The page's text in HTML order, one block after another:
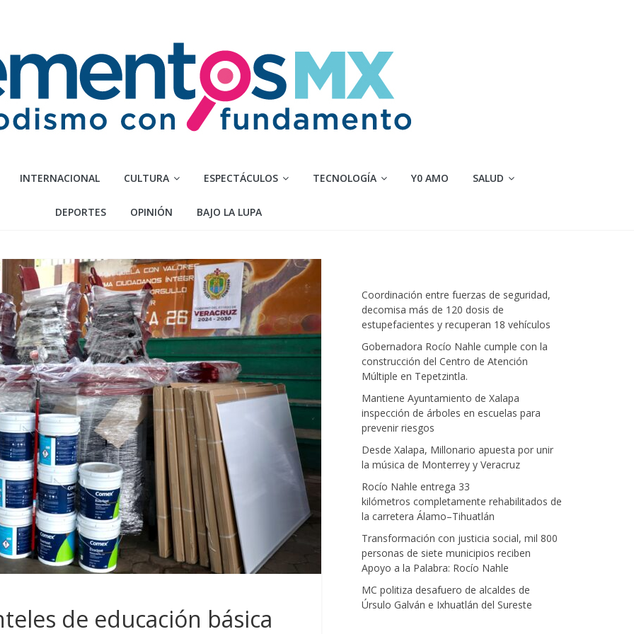
INTERNACIONAL CULTURA ESPECTÁCULOS TECNOLOGÍA Y0 AMO SALUD
DEPORTES OPINIÓN BAJO LA LUPA
de educación básica
Coordinación entre fuerzas de seguridad,
decomisa más de 120 dosis de
estupefacientes y recuperan 18 vehículos
Gobernadora Rocío Nahle cumple con la
construcción del Centro de Atención
Múltiple en Tepetzintla.
Mantiene Ayuntamiento de Xalapa
inspección de árboles en escuelas para
prevenir riesgos
Desde Xalapa, Millonario apuesta por unir
la música de Monterrey y Veracruz
Rocío Nahle entrega 33
kilómetros completamente rehabilitados de
la carretera Álamo–Tihuatlán
Transformación con justicia social, mil 800
personas de siete municipios reciben
Apoyo a la Palabra: Rocío Nahle
MC politiza desafuero de alcaldes de
Úrsulo Galván e Ixhuatlán del Sureste